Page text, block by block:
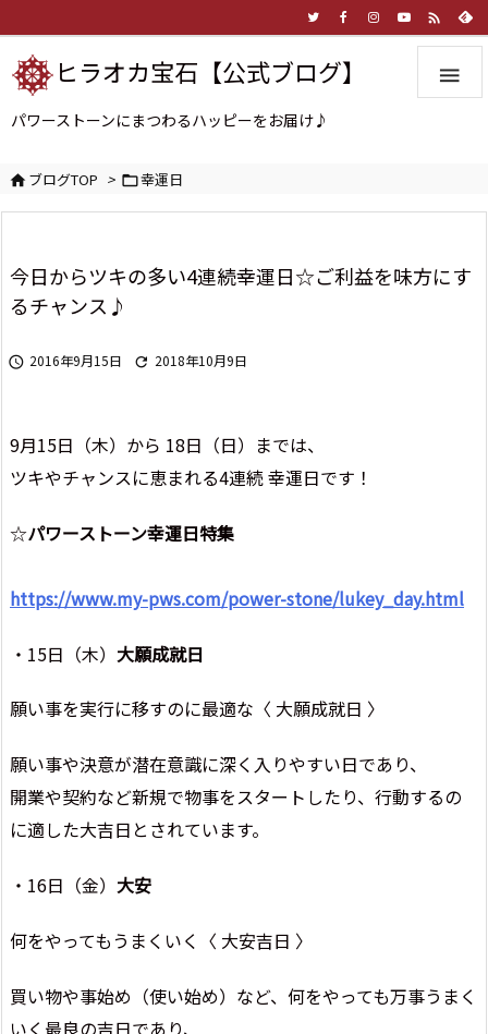


ヒラオカ宝石【公式ブログ】
パワーストーンにまつわるハッピーをお届け♪
ブログTOP > 幸運日
今日からツキの多い4連続幸運日☆ご利益を味方にす
るチャンス♪
 2016年9月15日  2018年10月9日
9月15日（木）から 18日（日）までは、
ツキやチャンスに恵まれる4連続 幸運日です！
☆パワーストーン幸運日特集
https://www.my-pws.com/power-stone/lukey_day.html
・15日（木） 大願成就日
願い事を実行に移すのに最適な〈 大願成就日 〉
願い事や決意が潜在意識に深く入りやすい日であり、
開業や契約など新規で物事をスタートしたり、行動するの
に適した大吉日とされています。
・16日（金） 大安
何をやってもうまくいく〈 大安吉日 〉
買い物や事始め（使い始め）など、何をやっても万事うまく
いく最良の吉日であり、